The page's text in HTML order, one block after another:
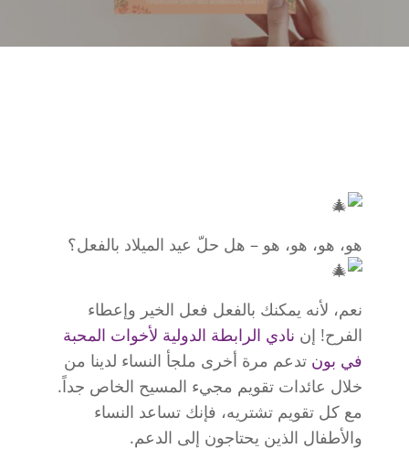
هو، هو، هو، هو – هل حلّ عيد الميلاد بالفعل؟
نعم، لأنه يمكنك بالفعل فعل الخير وإعطاء
الفرح! إن نادي الرابطة الدولية لأخوات المحبة
في بون تدعم مرة أخرى ملجأ النساء لدينا من
خلال عائدات تقويم مجيء المسيح الخاص جداً.
مع كل تقويم تشتريه، فإنك تساعد النساء
والأطفال الذين يحتاجون إلى الدعم.